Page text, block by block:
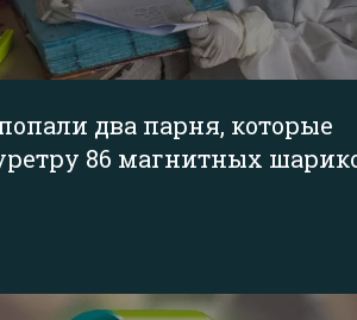
два парня, которые
86 магнитных